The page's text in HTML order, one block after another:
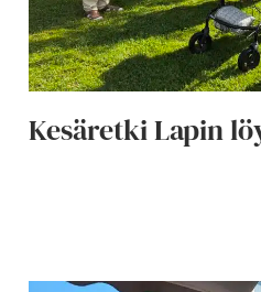
Kesäretki Lapin